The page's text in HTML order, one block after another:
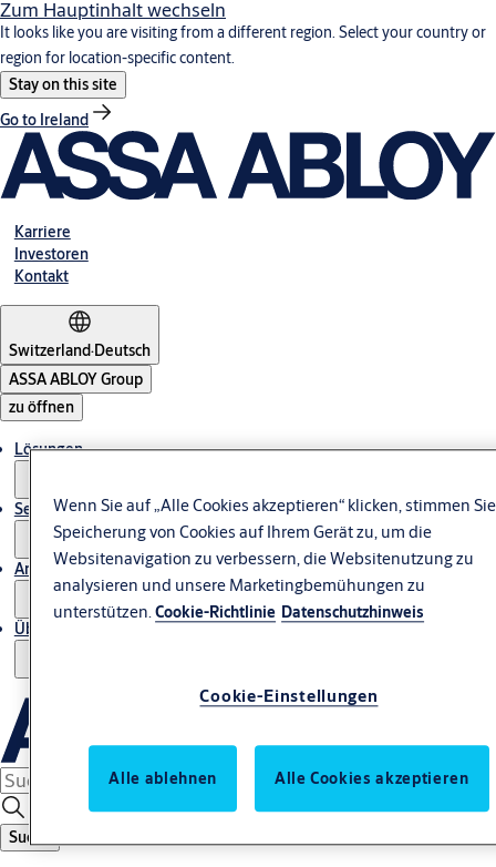
Zum Hauptinhalt wechseln
It looks like you are visiting from a different region. Select your country or
region for location-specific content.
Stay on this site
Go to Ireland
Karriere
Investoren
Kontakt
Switzerland·Deutsch
ASSA ABLOY Group
zu öffnen
Lösungen
Service
Artikel
Über uns
Suche
Wenn Sie auf „Alle Cookies akzeptieren“ klicken, stimmen
Speicherung von Cookies auf Ihrem Gerät zu, um die
Websitenavigation zu verbessern, die Websitenutzung zu
analysieren und unsere Marketingbemühungen zu
unterstützen.Cookie-Richtlinie Datenschutzhinweis
Cookie-Einstellungen
Alle ablehnen Alle Cookies akzeptieren